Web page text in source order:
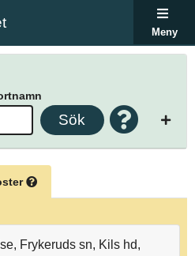
Meny
Sök
Frykeruds sn, Kils hd,